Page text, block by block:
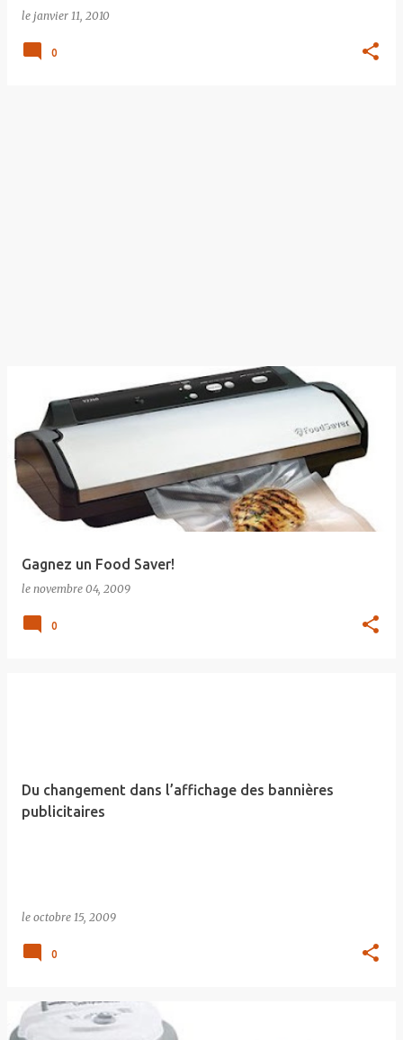
le janvier 11, 2010
0
Gagnez un Food Saver!
le novembre 04, 2009
0
Du changement dans l’affichage des bannières
publicitaires
le octobre 15, 2009
0